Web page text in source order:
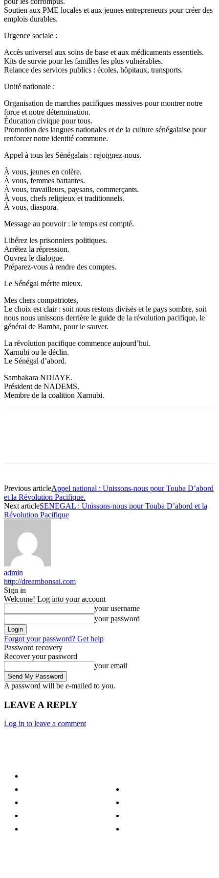
Soutien aux PME locales et aux jeunes entrepreneurs pour créer des
emplois durables.
Urgence sociale :
Accès universel aux soins de base et aux médicaments essentiels.
Kits de survie pour les familles les plus vulnérables.
Relance des services publics : écoles, hôpitaux, transports.
Unité nationale :
Organisation de marches pacifiques massives pour montrer notre
force et notre détermination.
Éducation civique pour tous.
Promotion des langues nationales et de la culture sénégalaise pour
renforcer notre identité commune.
Appel à tous les Sénégalais : rejoignez-nous.
À vous, jeunes en colère.
À vous, femmes battantes.
À vous, travailleurs, paysans, commerçants.
À vous, chefs religieux et traditionnels.
À vous, diaspora.
Message au pouvoir : le temps est compté.
Libérez les prisonniers politiques.
Arrêtez la répression.
Ouvrez le dialogue.
Préparez-vous à rendre des comptes.
Le Sénégal mérite mieux.
Mes chers compatriotes,
Le choix est clair : soit nous restons divisés et le pays sombre, soit
nous nous unissons derrière le guide de la révolution pacifique, le
général de Bamba, pour le sauver.
La révolution pacifique commence aujourd’hui.
Xarnubi ou le déclin.
Le Sénégal d’abord.
Sambakara NDIAYE.
Président de NADEMS.
Membre de la coalition Xarnubi.
Previous articleAppel national : Unissons-nous pour Touba D’abord
et la Révolution Pacifique.
Next articleSENEGAL : Unissons-nous pour Touba D’abord et la
Révolution Pacifique
admin
http://dreambonsai.com
Sign in
Welcome! Log into your account
your username
your password
Forgot your password? Get help
Password recovery
Recover your password
your email
A password will be e-mailed to you.
LEAVE A REPLY
Log in to leave a comment